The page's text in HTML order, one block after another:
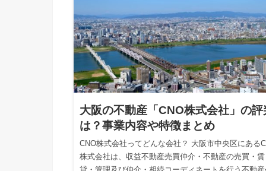
大阪の不動産「CNO株式会社」の評
は？事業内容や特徴まとめ
CNO株式会社ってどんな会社？ 大阪市中央区にある
株式会社は、収益不動産売買仲介・不動産の売買・賃